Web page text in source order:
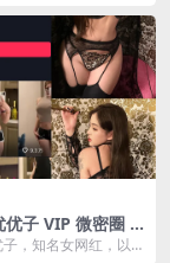
照片。这...
优子 VIP 微密圈 N
】最新至：
，知名女网红，以